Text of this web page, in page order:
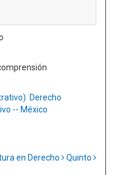
Derecho
-- México
en Derecho
Quinto